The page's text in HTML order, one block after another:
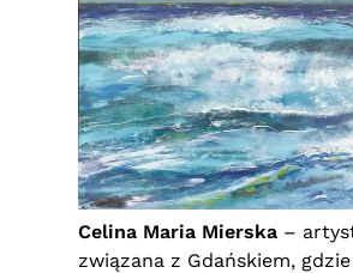
Celina Maria Mierska –
związana z Gdańskiem,